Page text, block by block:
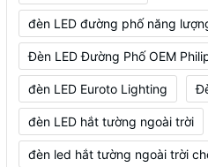
đèn LED đường phố năng
Đèn LED Đường Phố OEM
đèn LED Euroto Lighting
đèn LED hắt tường ngoài trời
đèn led hắt tường ngoài trời